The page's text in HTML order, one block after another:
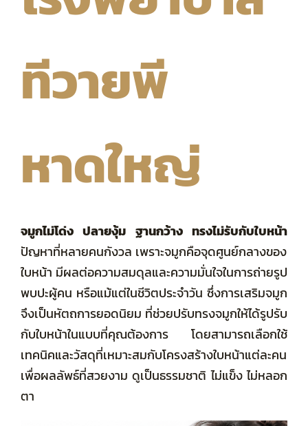
บทความ
รวมรีวิว
โปรโมชัน
Privacy Policy
รักษาทั่วไป
รวมหัตถการทั้งหมด
ค่ารักษา
รวมรีวิวทั้งหมด
ทีวายพี
หาดใหญ่
จมูกไม่โด่ง ปลายงุ้ม ฐานกว้าง ทรงไม่รับกับใบหน้า
ปัญหาที่หลายคนกังวล เพราะจมูกคือจุดศูนย์กลางของ
ใบหน้า มีผลต่อความสมดุลและความมั่นใจในการถ่ายรูป
พบปะผู้คน หรือแม้แต่ในชีวิตประจำวัน ซึ่งการเสริมจมูก
จึงเป็นหัตถการยอดนิยม ที่ช่วยปรับทรงจมูกให้ได้รูปรับ
กับใบหน้าในแบบที่คุณต้องการ โดยสามารถเลือกใช้
เทคนิคและวัสดุที่เหมาะสมกับโครงสร้างใบหน้าแต่ละคน
เพื่อผลลัพธ์ที่สวยงาม ดูเป็นธรรมชาติ ไม่แข็ง ไม่หลอก
ตา